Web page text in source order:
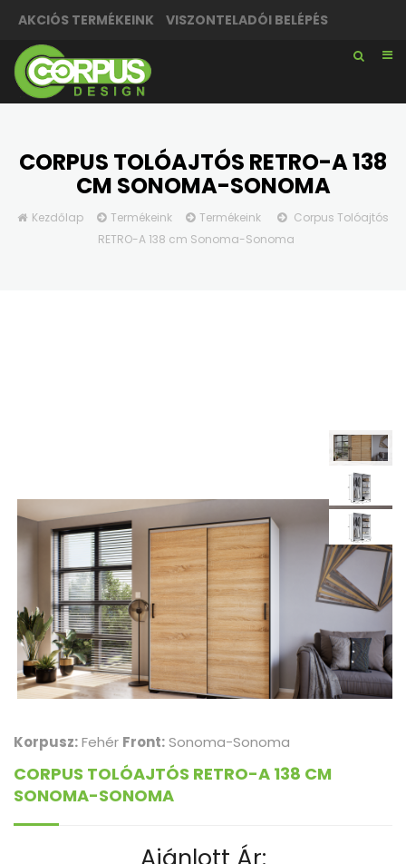
AKCIÓS TERMÉKEINK VISZONTELADÓI BELÉPÉS
CORPUS TOLÓAJTÓS RETRO-A 138
CM SONOMA-SONOMA
Kezdőlap Termékeink Termékeink
Corpus Tolóajtós
RETRO-A 138 cm Sonoma-Sonoma
Korpusz:Fehér Front:Sonoma-Sonoma
CORPUS TOLÓAJTÓS RETRO-A 138 CM
SONOMA-SONOMA